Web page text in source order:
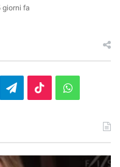
giorni fa
Telegram
TikTok